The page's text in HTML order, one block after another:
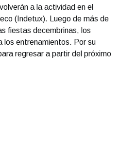
a la actividad en el
(Indetux). Luego de más de
fiestas decembrinas, los
los entrenamientos. Por su
regresar a partir del próximo